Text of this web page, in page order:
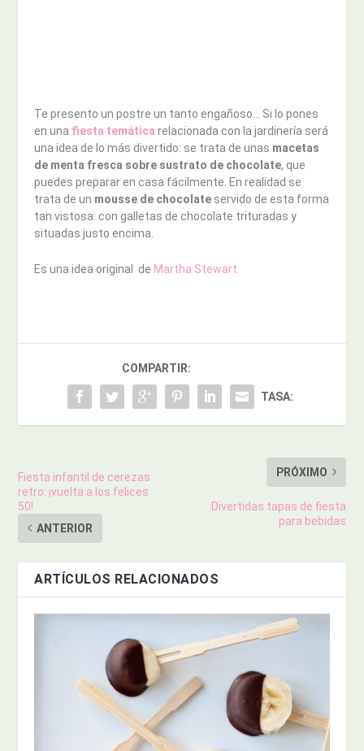
Te presento un postre un tanto engañoso… Si lo pones
en una fiesta temática relacionada con la jardinería será
una idea de lo más divertido: se trata de unas macetas
de menta fresca sobre sustrato de chocolate, que
puedes preparar en casa fácilmente. En realidad se
trata de un mousse de chocolate servido de esta forma
tan vistosa: con galletas de chocolate trituradas y
situadas justo encima.
Es una idea original de Martha Stewart.
COMPARTIR:
TASA:
Fiesta infantil de cerezas
retro: ¡vuelta a los felices
50!
ANTERIOR
PRÓXIMO
Divertidas tapas de fiesta
para bebidas
ARTÍCULOS RELACIONADOS